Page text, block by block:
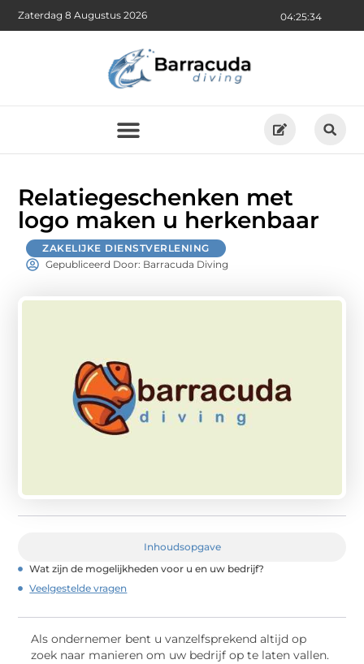
04:25:35
Zaterdag 8 Augustus 2026
Relatiegeschenken met
logo maken u herkenbaar
ZAKELIJKE DIENSTVERLENING
Gepubliceerd Door: Barracuda Diving
Inhoudsopgave
Wat zijn de mogelijkheden voor u en uw bedrijf?
Veelgestelde vragen
Als ondernemer bent u vanzelfsprekend altijd op
zoek naar manieren om uw bedrijf op te laten vallen.